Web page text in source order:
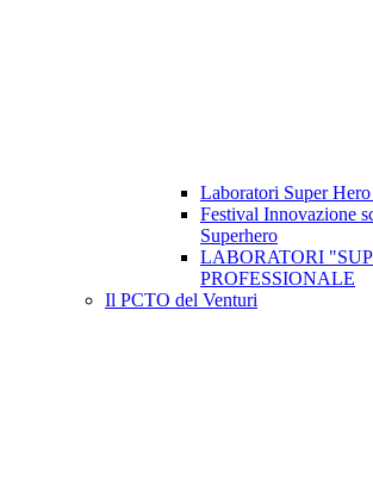
Laboratori Super
Festival Innovazione
Superhero
LABORATORI
PROFESSIONALE
Il PCTO del Venturi